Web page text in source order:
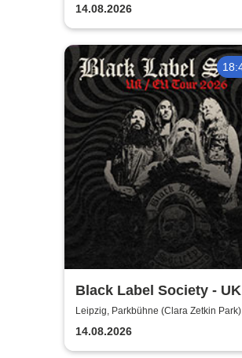
nur) Gundermann
14.08.2026
Black Label Society - UK
TOUR 2026
Leipzig, Parkbühne (Clara Zetkin Park)
14.08.2026